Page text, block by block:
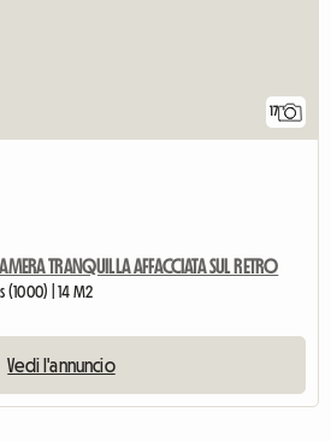
17
TRANQUILLA AFFACCIATA SUL RETRO
| 14 M2
Vedi l'annuncio